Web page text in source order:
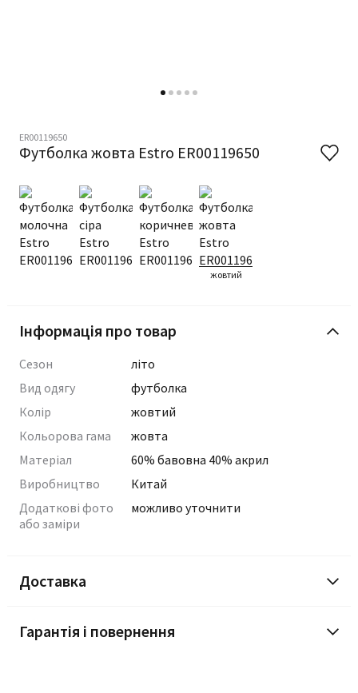
ER00119650
Футболка жовта Estro ER00119650
жовтий
Інформація про товар
Сезон
літо
Вид одягу
футболка
Колір
жовтий
Кольорова гама
жовта
Матеріал
60% бавовна 40% акрил
Виробництво
Китай
Додаткові фото
або заміри
можливо уточнити
Доставка
Гарантія і повернення